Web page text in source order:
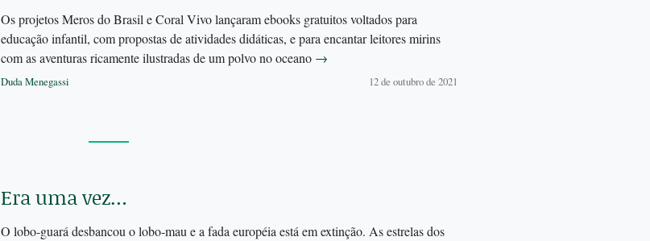
Os projetos Meros do Brasil e Coral Vivo lançaram ebooks gratuitos voltados para
educação infantil, com propostas de atividades didáticas, e para encantar leitores mirins
com as aventuras ricamente ilustradas de um polvo no oceano →
Duda Menegassi 12 de outubro de 2021
Era uma vez…
O lobo-guará desbancou o lobo-mau e a fada européia está em extinção. As estrelas dos